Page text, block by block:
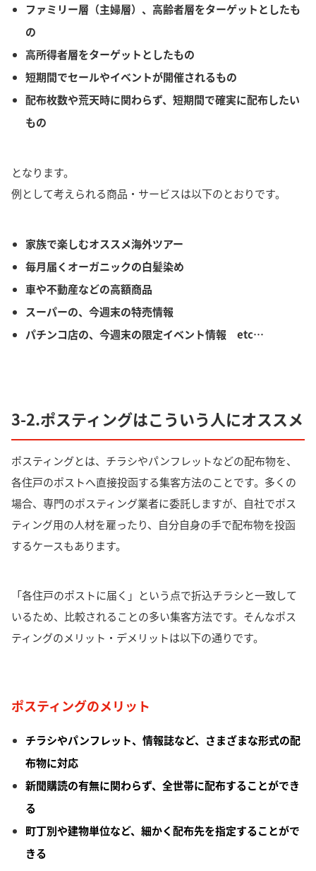
ファミリー層（主婦層）、高齢者層をターゲットとしたも
の
高所得者層をターゲットとしたもの
短期間でセールやイベントが開催されるもの
配布枚数や荒天時に関わらず、短期間で確実に配布したい
もの
となります。
例として考えられる商品・サービスは以下のとおりです。
家族で楽しむオススメ海外ツアー
毎月届くオーガニックの白髪染め
車や不動産などの高額商品
スーパーの、今週末の特売情報
パチンコ店の、今週末の限定イベント情報 etc…
3-2.ポスティングはこういう人にオススメ
ポスティングとは、 チラシやパンフレットなどの配布物を、
各住戸のポストへ直接投函する集客方法のことです。 多くの
場合、専門のポスティング業者に委託しますが、自社でポス
ティング用の人材を雇ったり、自分自身の手で配布物を投函
するケースもあります。
「各住戸のポストに届く」という点で折込チラシと一致して
いるため、比較されることの多い集客方法です。 そんなポス
ティングのメリット・デメリットは以下の通りです。
ポスティングのメリット
チラシやパンフレット、情報誌など、さまざまな形式の配
布物に対応
新聞購読の有無に関わらず、全世帯に配布することができ
る
町丁別や建物単位など、細かく配布先を指定することがで
きる